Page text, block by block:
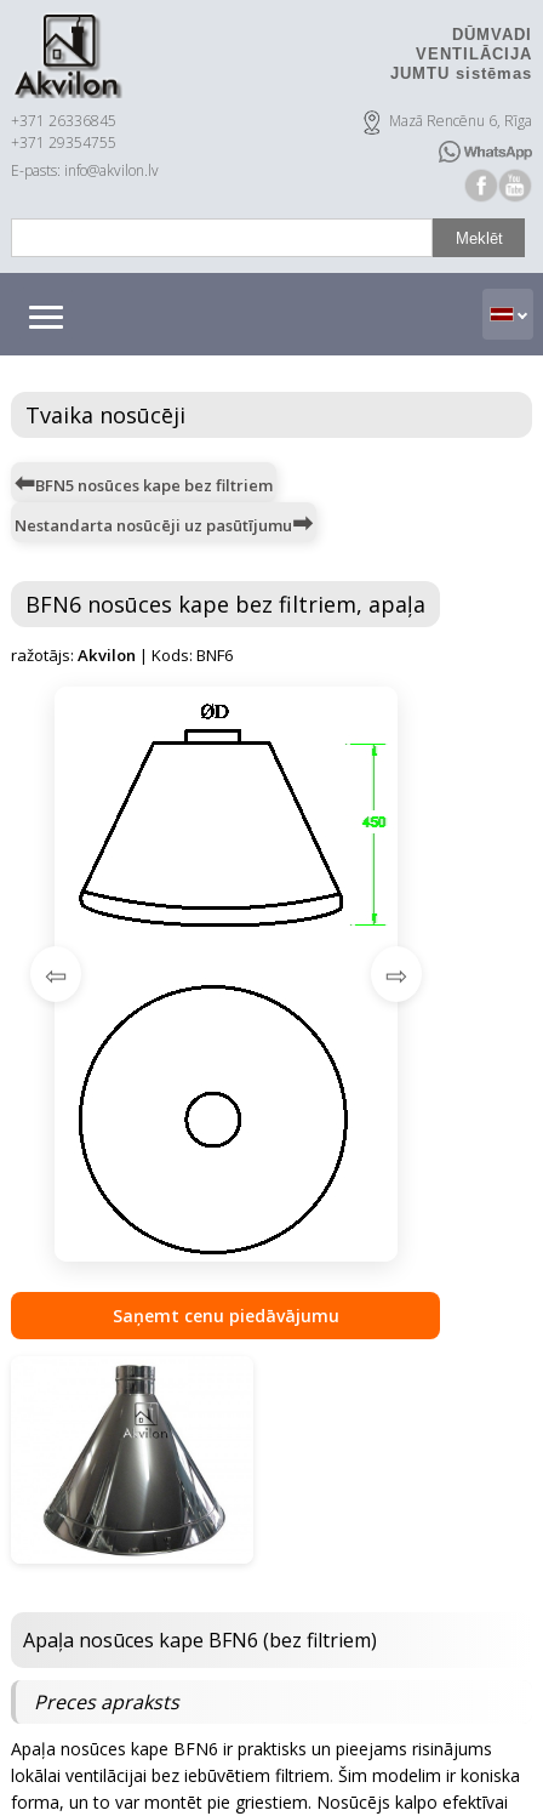
DŪMVADI
VENTILĀCIJA
JUMTU sistēmas
+371 26336845
+371 29354755
E-pasts: info@akvilon.lv
Mazā Rencēnu 6, Rīga
Tvaika nosūcēji
BFN5 nosūces kape bez filtriem
Nestandarta nosūcēji uz pasūtījumu
BFN6 nosūces kape bez filtriem, apaļa
ražotājs: Akvilon | Kods: BNF6
⇦ ⇨
Saņemt cenu piedāvājumu
Apaļa nosūces kape BFN6 (bez filtriem)
Preces apraksts
Apaļa nosūces kape BFN6 ir praktisks un pieejams risinājums
lokālai ventilācijai bez iebūvētiem filtriem. Šim modelim ir koniska
forma, un to var montēt pie griestiem. Nosūcējs kalpo efektīvai